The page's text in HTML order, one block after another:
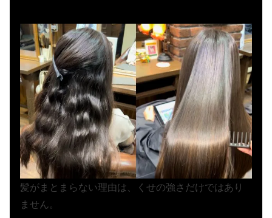
髪がまとまらない理由は、くせの強さだけではあり
ません。